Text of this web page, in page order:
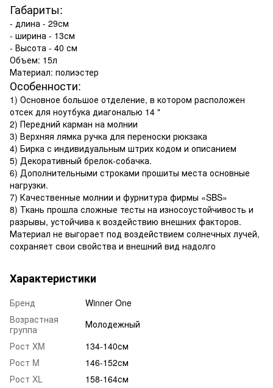
Габариты:
- длина - 29см
- ширина - 13см
- Высота - 40 см
Объем: 15л
Материал: полиэстер
Особенности:
1) Основное большое отделение, в котором расположен
отсек для ноутбука диагональю 14 "
2) Передний карман на молнии
3) Верхняя лямка ручка для переноски рюкзака
4) Бирка с индивидуальным штрих кодом и описанием
5) Декоративный брелок-собачка.
6) Дополнительными строками прошиты места основные
нагрузки.
7) Качественные молнии и фурнитура фирмы «SBS»
8) Ткань прошла сложные тесты на износоустойчивость и
разрывы, устойчива к воздействию внешних факторов.
Материал не выгорает под воздействием солнечных лучей,
сохраняет свои свойства и внешний вид надолго
Характеристики
Бренд
Winner One
Возрастная
группа
Молодежный
Рост XM
134-140см
Рост M
146-152см
Рост XL
158-164см